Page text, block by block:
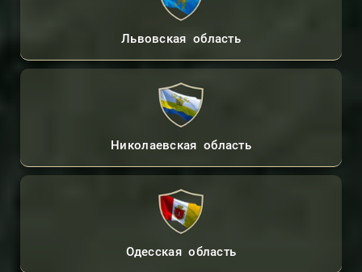
Львовская область
Николаевская область
Одесская область